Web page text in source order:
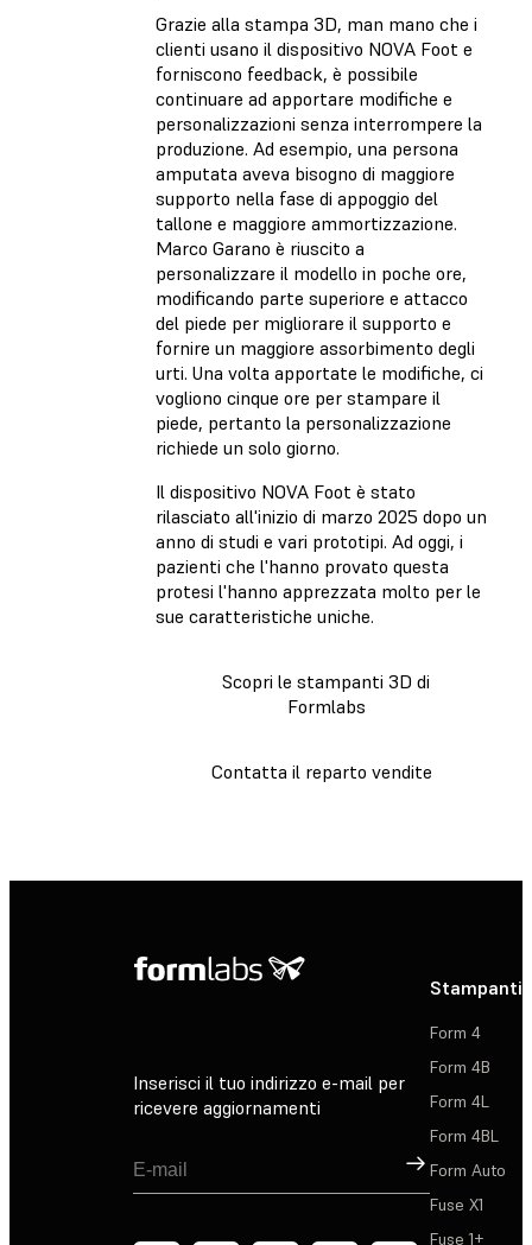
Grazie alla stampa 3D, man mano che i
clienti usano il dispositivo NOVA Foot e
forniscono feedback, è possibile
continuare ad apportare modifiche e
personalizzazioni senza interrompere la
produzione. Ad esempio, una persona
amputata aveva bisogno di maggiore
supporto nella fase di appoggio del
tallone e maggiore ammortizzazione.
Marco Garano è riuscito a
personalizzare il modello in poche ore,
modificando parte superiore e attacco
del piede per migliorare il supporto e
fornire un maggiore assorbimento degli
urti. Una volta apportate le modifiche, ci
vogliono cinque ore per stampare il
piede, pertanto la personalizzazione
richiede un solo giorno.
Il dispositivo NOVA Foot è stato
rilasciato all'inizio di marzo 2025 dopo un
anno di studi e vari prototipi. Ad oggi, i
pazienti che l'hanno provato questa
protesi l'hanno apprezzata molto per le
sue caratteristiche uniche.
Scopri le stampanti 3D di
Formlabs
Contatta il reparto vendite
Inserisci il tuo indirizzo e-mail per
ricevere aggiornamenti
Registrati
Stampanti
Form 4
Form 4B
Form 4L
Form 4BL
Form Auto
Fuse X1
Fuse 1+